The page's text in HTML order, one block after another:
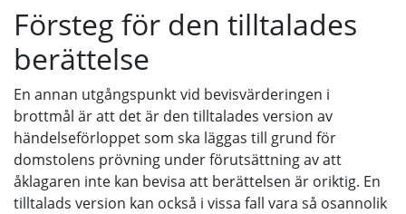
Försteg för den tilltalades
berättelse
En annan utgångspunkt vid bevisvärderingen i
brottmål är att det är den tilltalades version av
händelseförloppet som ska läggas till grund för
domstolens prövning under förutsättning av att
åklagaren inte kan bevisa att berättelsen är oriktig. En
tilltalads version kan också i vissa fall vara så osannolik